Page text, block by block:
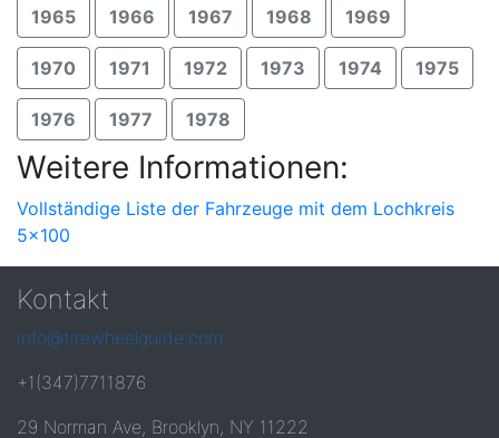
1965 1966 1967 1968 1969
1970 1971 1972 1973 1974 1975
1976 1977 1978
Weitere Informationen:
Vollständige Liste der Fahrzeuge mit dem Lochkreis
5x100
Kontakt
info@tirewheelguide.com
+1(347)7711876
29 Norman Ave, Brooklyn, NY 11222